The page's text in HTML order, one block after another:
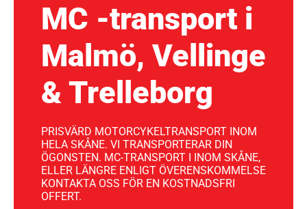
MC -transport i
Malmö, Vellinge
& Trelleborg
PRISVÄRD MOTORCYKELTRANSPORT INOM
HELA SKÅNE. VI TRANSPORTERAR DIN
ÖGONSTEN. MC-TRANSPORT I INOM SKÅNE,
ELLER LÄNGRE ENLIGT ÖVERENSKOMMELSE
KONTAKTA OSS FÖR EN KOSTNADSFRI
OFFERT.